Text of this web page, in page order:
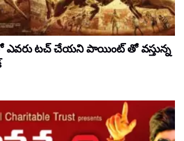
టచ్ చేయని పాయింట్ తో వస్తున్న